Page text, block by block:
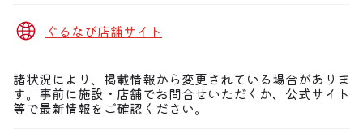
ぐるなび店舗サイト
諸状況により、掲載情報から変更されている場合がありま
す。事前に施設・店舗でお問合せいただくか、公式サイト
等で最新情報をご確認ください。